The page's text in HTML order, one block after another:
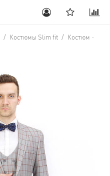
/ Костюмы Slim fit / Костюм -